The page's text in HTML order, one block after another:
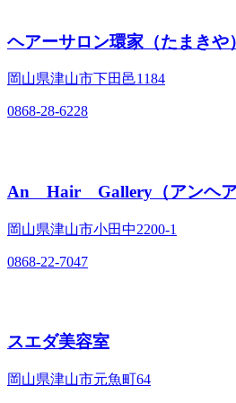
ヘアーサロン環家（たまきや）
岡山県津山市下田邑1184
0868-28-6228
An Hair Gallery（アンヘア
岡山県津山市小田中2200‐1
0868-22-7047
スエダ美容室
岡山県津山市元魚町64